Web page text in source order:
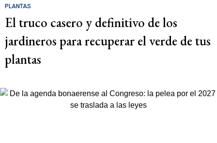
PLANTAS
El truco casero y definitivo de los
jardineros para recuperar el verde de tus
plantas